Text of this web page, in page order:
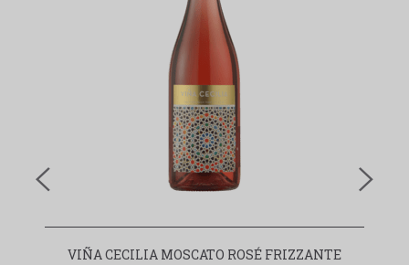
VIÑA CECILIA MOSCATO ROSÉ FRIZZANTE